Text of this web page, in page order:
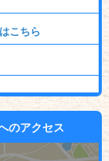
こちら
のアクセス